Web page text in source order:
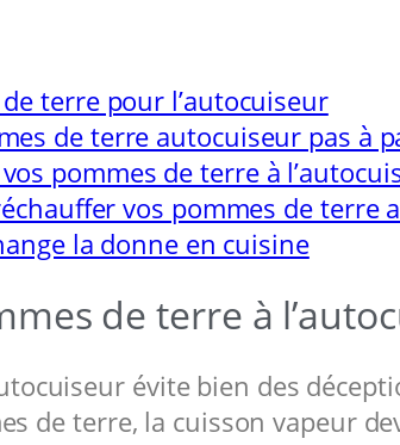
terre pour l’autocuiseur
de terre autocuiseur pas à
pommes de terre à
vos pommes de terre
la donne en cuisine
de terre à
évite bien des
de terre, la cuisson vapeur